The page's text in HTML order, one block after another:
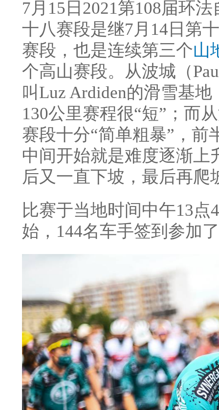
7月15日2021第108届环
十八赛段是继7月14日第
赛段，也是连续第三个山
个高山赛段。从波城（
叫Luz Ardiden的滑雪基
130公里赛程很“短”；而
赛段十分“简单粗暴”，前
中间开始就是难度逐渐上
后又一直下坡，最后再爬
比赛于当地时间中午13点
始，144名车手签到参加